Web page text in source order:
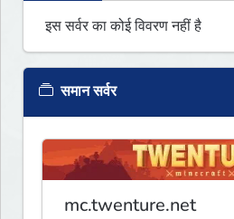
इस सर्वर का कोई विवरण नहीं है
समान सर्वर
mc.twenture.net